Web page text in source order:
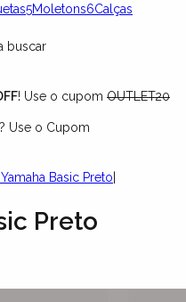
5Moletons6Calças
buscar
! Use o cupom OUTLET20
Use o Cupom
Basic Preto
Preto